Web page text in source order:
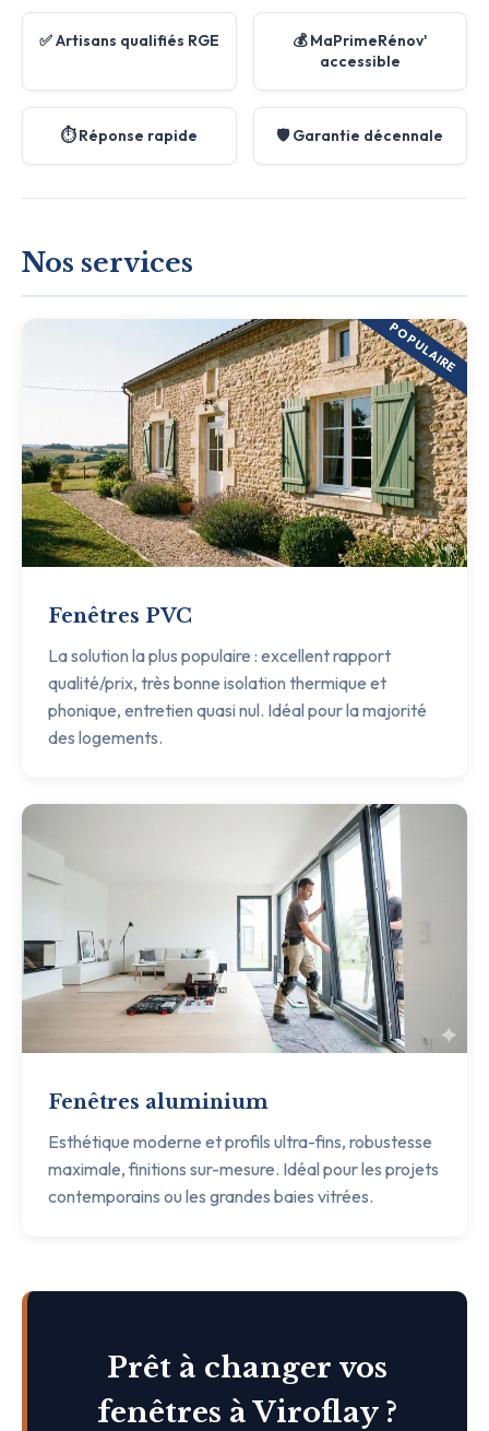
✅ Artisans qualifiés RGE
💰 MaPrimeRénov'
accessible
⏱️ Réponse rapide 🛡️ Garantie décennale
Nos services
POPULAIRE
Fenêtres PVC
La solution la plus populaire : excellent rapport
qualité/prix, très bonne isolation thermique et
phonique, entretien quasi nul. Idéal pour la majorité
des logements.
Fenêtres aluminium
Esthétique moderne et profils ultra-fins, robustesse
maximale, finitions sur-mesure. Idéal pour les projets
contemporains ou les grandes baies vitrées.
Prêt à changer vos
fenêtres à Viroflay ?